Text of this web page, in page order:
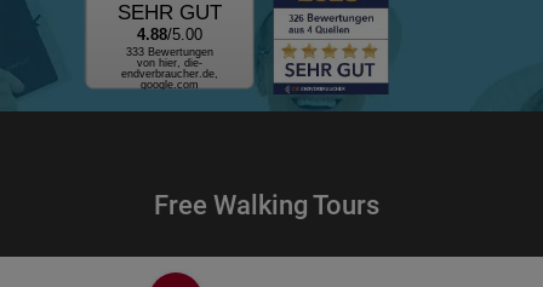
Free Walking Tours
SEHR GUT
4.88/5.00
333 Bewertungen
von hier, die-
endverbraucher.de,
google.com